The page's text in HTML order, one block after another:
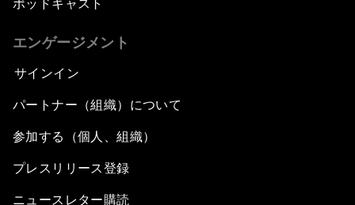
ポッドキャスト
エンゲージメント
サインイン
パートナー（組織）について
参加する（個人、組織）
プレスリリース登録
ニュースレター購読